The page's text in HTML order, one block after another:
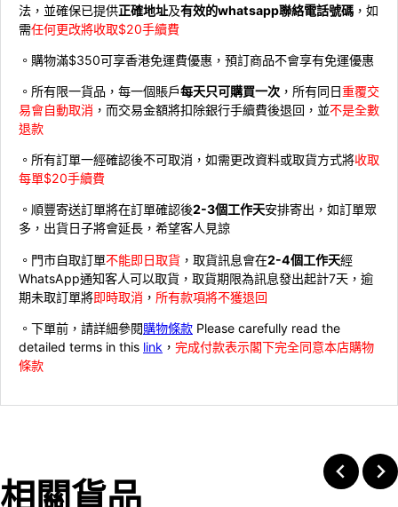
法，並確保已提供正確地址及有效的whatsapp聯絡電話號碼 ，如
需任何更改將收取$20手續費
。購物滿$350可享香港免運費優惠，預訂商品不會享有免運優惠
。所有限一貨品，每一個賬戶每天只可購買一次 ，所有同日重覆交
易會自動取消 ，而交易金額將扣除銀行手續費後退回，並不是全數
退款
。所有訂單一經確認後不可取消，如需更改資料或取貨方式將收取
每單$20手續費
。順豐寄送訂單將在訂單確認後2-3個工作天安排寄出，如訂單眾
多，出貨日子將會延長，希望客人見諒
。門市自取訂單不能即日取貨 ，取貨訊息會在2-4個工作天經
WhatsApp通知客人可以取貨，取貨期限為訊息發出起計7天，逾
期未取訂單將即時取消 ， 所有款項將不獲退回
。下單前，請詳細參閱購物條款 Please carefully read the
detailed terms in this link ， 完成付款表示閣下完全同意本店購物
條款
相關貨品